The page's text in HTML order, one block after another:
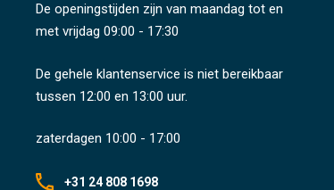
De openingstijden zijn van maandag tot en
met vrijdag 09:00 - 17:30
De gehele klantenservice is niet bereikbaar
tussen 12:00 en 13:00 uur.
zaterdagen 10:00 - 17:00
+31 24 808 1698